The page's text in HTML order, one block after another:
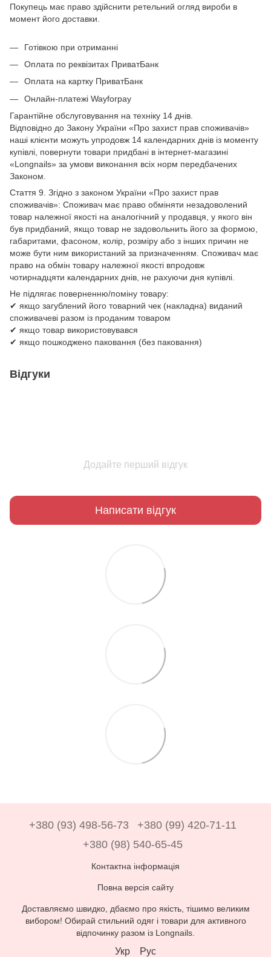
Покупець має право здійснити ретельний огляд вироби в
момент його доставки.
Готівкою при отриманні
Оплата по реквізитах ПриватБанк
Оплата на картку ПриватБанк
Онлайн-платежі Wayforpay
Гарантійне обслуговування на техніку 14 днів.
Відповідно до Закону України «Про захист прав споживачів»
наші клієнти можуть упродовж 14 календарних днів із моменту
купівлі, повернути товари придбані в інтернет-магазині
«Longnails» за умови виконання всіх норм передбачених
Законом.
Стаття 9. Згідно з законом України «Про захист прав
споживачів»: Споживач має право обміняти незадоволений
товар належної якості на аналогічний у продавця, у якого він
був придбаний, якщо товар не задовольнить його за формою,
габаритами, фасоном, колір, розміру або з інших причин не
може бути ним використаний за призначенням. Споживач має
право на обмін товару належної якості впродовж
чотирнадцяти календарних днів, не рахуючи дня купівлі.
Не підлягає поверненню/поміну товару:
✔ якщо загублений його товарний чек (накладна) виданий
споживачеві разом із проданим товаром
✔ якщо товар використовувався
✔ якщо пошкоджено паковання (без паковання)
Відгуки
Додайте перший відгук
Написати відгук
+380 (93) 498-56-73
+380 (99) 420-71-11
+380 (98) 540-65-45
Контактна інформація
Повна версія сайту
Доставляємо швидко, дбаємо про якість, тішимо великим
вибором! Обирай стильний одяг і товари для активного
відпочинку разом із Longnails.
Укр Рус